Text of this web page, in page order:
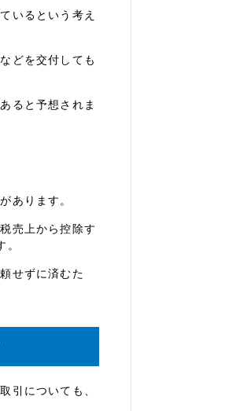
いるという考え
どを交付しても
ると予想されま
あります。
売上から控除す
せずに済むた
引についても、